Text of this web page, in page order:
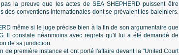
la preuve que les actes de SEA SHEPHERD puissent être
des conventions internationales dont se prévalent les baleiniers.
même si le juge précise bien à la fin de son argumentaire que
Il constate néanmoins avec regrets qu'il lui a été demandé de
de sa juridiction.
première instance et ont porté l'affaire devant la "United Court